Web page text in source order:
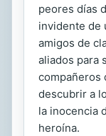
peores días
invidente de
amigos de
aliados para
compañeros
descubrir a
la inocencia
heroína.